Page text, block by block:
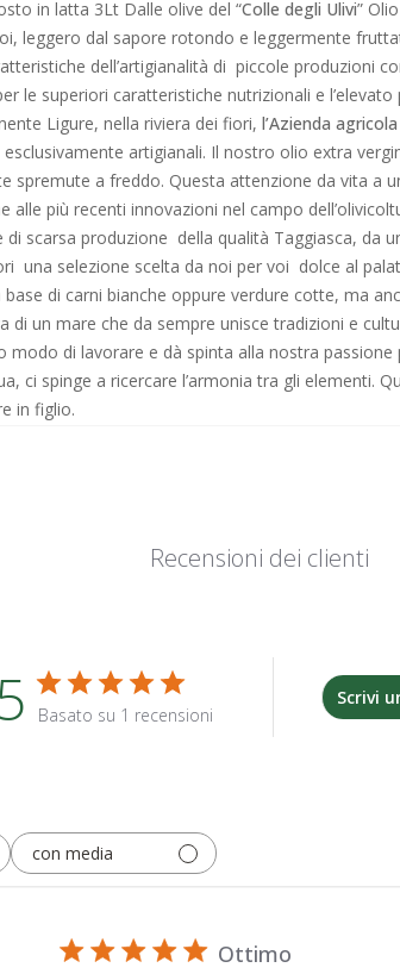
in latta 3Lt Dalle olive del “Colle degli Ulivi”
leggero dal sapore rotondo e leggermente
dell’artigianalità di piccole produzioni
le superiori caratteristiche nutrizionali e
Ligure, nella riviera dei fiori, l’Azienda
artigianali. Il nostro olio extra
spremute a freddo. Questa attenzione da vita a
alle più recenti innovazioni nel campo
di scarsa produzione della qualità Taggiasca, da
una selezione scelta da noi per voi dolce al
di carni bianche oppure verdure cotte, ma
di un mare che da sempre unisce tradizioni e
di lavorare e dà spinta alla nostra passione
ci spinge a ricercare l’armonia tra gli elementi.
in figlio.
Recensioni dei clienti
Basato su 1 recensioni
Scrivi
con media
Ottimo